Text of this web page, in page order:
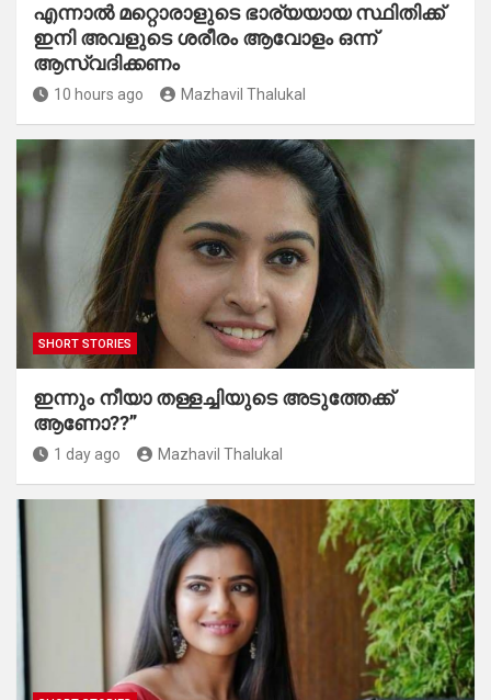
എന്നാൽ മറ്റൊരാളുടെ ഭാര്യയായ സ്ഥിതിക്ക്
ഇനി അവളുടെ ശരീരം ആവോളം ഒന്ന്
ആസ്വദിക്കണം
10 hours ago Mazhavil Thalukal
SHORT STORIES
ഇന്നും നീയാ തള്ളച്ചിയുടെ അടുത്തേക്ക്
ആണോ??”
1 day ago Mazhavil Thalukal